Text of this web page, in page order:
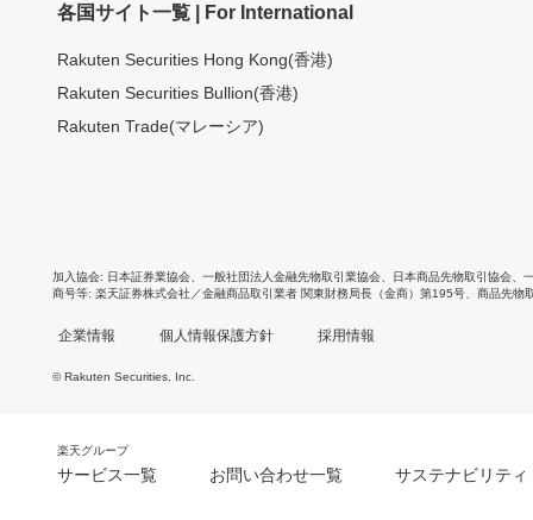
各国サイト一覧 | For International
Rakuten Securities Hong Kong(香港)
Rakuten Securities Bullion(香港)
Rakuten Trade(マレーシア)
加入協会 日本証券業協会 一般社団法人金融先物取引業協会 日本商品先物取引協会
商号等 楽天証券株式会社／金融商品取引業者 関東財務局長（金商）第195号、商品先物
企業情報 個人情報保護方針 採用情報
© Rakuten Securities, Inc.
楽天グループ
サービス一覧 お問い合わせ一覧 サステナビリティ